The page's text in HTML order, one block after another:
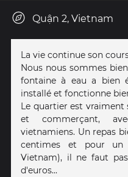
Quận 2, Vietnam
La vie continue son
Nous nous sommes
fontaine à eau a bien
installé et fonctionne
Le quartier est vraiment
et commerçant,
vietnamiens. Un repas
centimes et pour
Vietnam), il ne faut
d'euros...